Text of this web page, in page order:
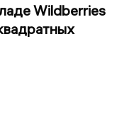
Wildberries